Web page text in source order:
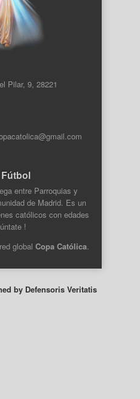
Pilar, 9, 28221
entre Parroquias y
de Madrid. Es un
católicos con edades
!
red global Copa Católica.
by Defensoris Veritatis